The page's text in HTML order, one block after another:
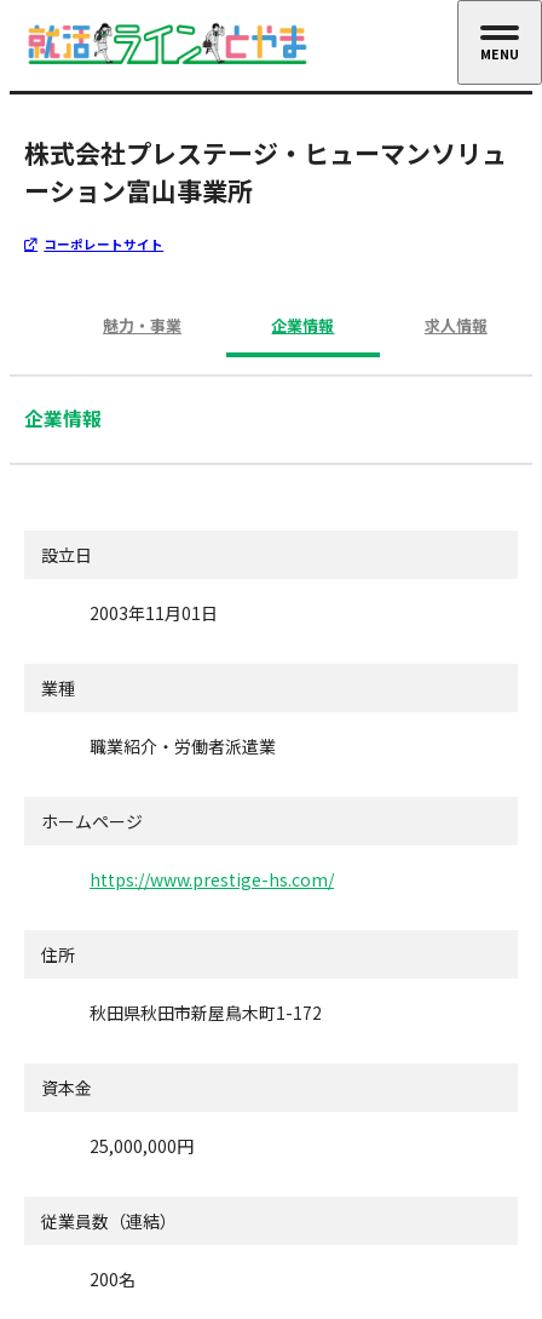
株式会社プレステージ・ヒューマンソリュ
ーション富山事業所
コーポレートサイト
魅力・事業 企業情報 求人情報
企業情報
設立日
2003年11月01日
業種
職業紹介・労働者派遣業
ホームページ
https://www.prestige-hs.com/
住所
秋田県秋田市新屋鳥木町1-172
資本金
25,000,000円
従業員数（連結）
200名
MENU